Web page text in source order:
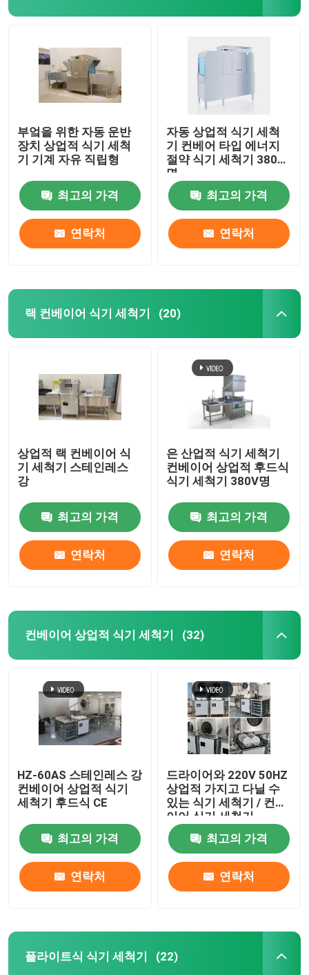
부엌을 위한 자동 운반
장치 상업적 식기 세척
기 기계 자유 직립형
최고의 가격
연락처
자동 상업적 식기 세척
기 컨베어 타입 에너지
절약 식기 세척기 380V
명
최고의 가격
연락처
랙 컨베이어 식기 세척기 (20)
상업적 랙 컨베이어 식
기 세척기 스테인레스
강
최고의 가격
연락처
은 산업적 식기 세척기
컨베이어 상업적 후드식
식기 세척기 380V명
최고의 가격
연락처
컨베이어 상업적 식기 세척기 (32)
HZ-60AS 스테인레스 강
컨베이어 상업적 식기
세척기 후드식 CE
최고의 가격
연락처
드라이어와 220V 50HZ
상업적 가지고 다닐 수
있는 식기 세척기 / 컨베
이어 식기 세척기
최고의 가격
연락처
플라이트식 식기 세척기 (22)